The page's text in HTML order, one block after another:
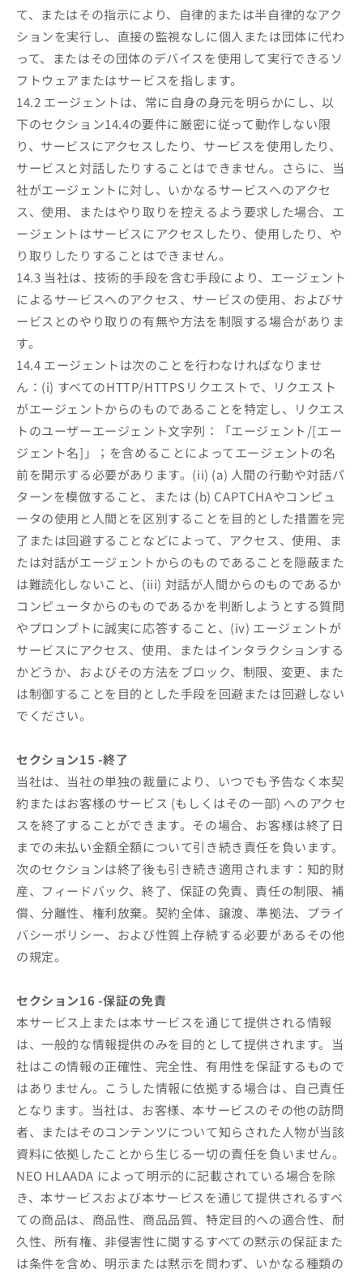
て、またはその指示により、自律的または半自律的なアク
ションを実行し、直接の監視なしに個人または団体に代わ
って、またはその団体のデバイスを使用して実行できるソ
フトウェアまたはサービスを指します。
14.2 エージェントは、常に自身の身元を明らかにし、以
下のセクション14.4の要件に厳密に従って動作しない限
り、サービスにアクセスしたり、サービスを使用したり、
サービスと対話したりすることはできません。さらに、当
社がエージェントに対し、いかなるサービスへのアクセ
ス、使用、またはやり取りを控えるよう要求した場合、エ
ージェントはサービスにアクセスしたり、使用したり、や
り取りしたりすることはできません。
14.3 当社は、技術的手段を含む手段により、エージェント
によるサービスへのアクセス、サービスの使用、およびサ
ービスとのやり取りの有無や方法を制限する場合がありま
す。
14.4 エージェントは次のことを行わなければなりませ
ん：(i) すべてのHTTP/HTTPSリクエストで、リクエスト
がエージェントからのものであることを特定し、リクエス
トのユーザーエージェント文字列：「エージェント/[エー
ジェント名]」；を含めることによってエージェントの名
前を開示する必要があります。(ii) (a) 人間の行動や対話パ
ターンを模倣すること、または (b) CAPTCHAやコンピュ
ータの使用と人間とを区別することを目的とした措置を完
了または回避することなどによって、アクセス、使用、ま
たは対話がエージェントからのものであることを隠蔽また
は難読化しないこと、(iii) 対話が人間からのものであるか
コンピュータからのものであるかを判断しようとする質問
やプロンプトに誠実に応答すること、(iv) エージェントが
サービスにアクセス、使用、またはインタラクションする
かどうか、およびその方法をブロック、制限、変更、また
は制御することを目的とした手段を回避または回避しない
でください。
セクション15 -終了
当社は、当社の単独の裁量により、いつでも予告なく本契
約またはお客様のサービス (もしくはその一部) へのアクセ
スを終了することができます。その場合、お客様は終了日
までの未払い金額全額について引き続き責任を負います。
次のセクションは終了後も引き続き適用されます：知的財
産、フィードバック、終了、保証の免責、責任の制限、補
償、分離性、権利放棄。契約全体、譲渡、準拠法、プライ
バシーポリシー、および性質上存続する必要があるその他
の規定。
セクション16 -保証の免責
本サービス上または本サービスを通じて提供される情報
は、一般的な情報提供のみを目的として提供されます。当
社はこの情報の正確性、完全性、有用性を保証するもので
はありません。こうした情報に依拠する場合は、自己責任
となります。当社は、お客様、本サービスのその他の訪問
者、またはそのコンテンツについて知らされた人物が当該
資料に依拠したことから生じる一切の責任を負いません。
NEO HLAADA によって明示的に記載されている場合を除
き、本サービスおよび本サービスを通じて提供されるすべ
ての商品は、商品性、商品品質、特定目的への適合性、耐
久性、所有権、非侵害性に関するすべての黙示の保証また
は条件を含め、明示または黙示を問わず、いかなる種類の